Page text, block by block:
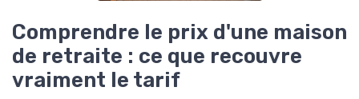
Comprendre le prix d'une maison
de retraite : ce que recouvre
vraiment le tarif